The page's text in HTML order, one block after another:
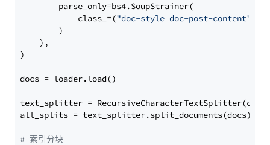
        parse_only=bs4.SoupStrainer(
            class_=(
"doc-style doc-post-content"
        )
    ),
)
docs = loader.load()
text_splitter =
all_splits = text_splitter.split_documents(docs)
# 索引分块